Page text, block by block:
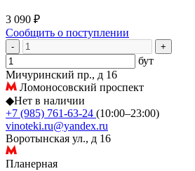
3 090 ₽
Сообщить о поступлении
- +
бут
Мичуринский пр., д 16
Ломоносовский проспект
◆Нет в наличии
+7 (985) 761-63-24 (10:00–23:00)
vinoteki.ru@yandex.ru
Воротынская ул., д 16
Планерная